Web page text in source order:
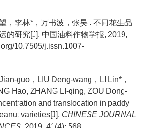
，李林*，万书波，张昊 . 不同花生品
的研究[J]. 中国油料作物学报, 2019,
10.7505/j.issn.1007-
guo，LIU Deng-wang，LI Lin*，
Hao, ZHANG LI-qing, ZOU Dong-
and translocation in paddy
varieties[J]. CHINESE JOURNAL
, 2019, 41(4): 568